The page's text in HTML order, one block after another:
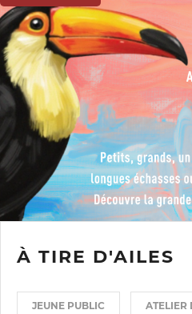
À TIRE D'AILES
JEUNE PUBLIC ATELIER